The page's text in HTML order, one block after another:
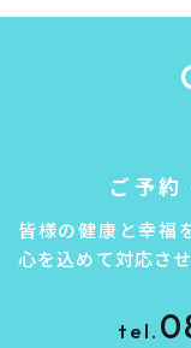
ご予約
皆様の健康と幸福
心を込めて対応さ
tel.